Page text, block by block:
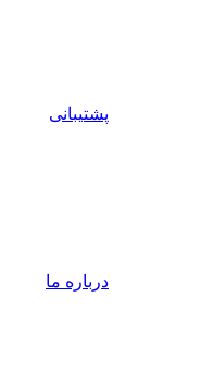
پشتیبانی
درباره ما